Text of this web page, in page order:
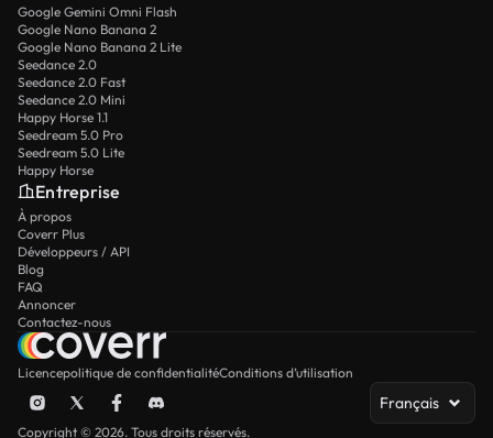
Google Gemini Omni Flash
Google Nano Banana 2
Google Nano Banana 2 Lite
Seedance 2.0
Seedance 2.0 Fast
Seedance 2.0 Mini
Happy Horse 1.1
Seedream 5.0 Pro
Seedream 5.0 Lite
Happy Horse
Entreprise
À propos
Coverr Plus
Développeurs / API
Blog
FAQ
Annoncer
Contactez-nous
Licencepolitique de confidentialitéConditions d’utilisation
Français
Copyright © 2026. Tous droits réservés.